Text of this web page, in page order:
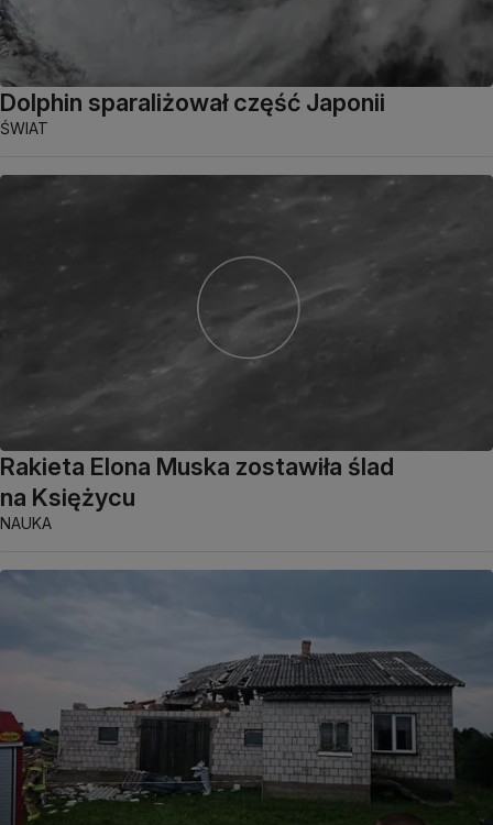
Dolphin sparaliżował część Japonii
ŚWIAT
Rakieta Elona Muska zostawiła ślad
na Księżycu
NAUKA